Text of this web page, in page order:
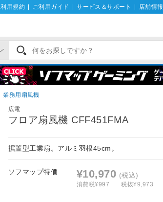
利用規約 ご利用ガイド サービス＆サポート 店舗情報
業務用扇風機
広電
フロア扇風機 CFF451FMA
据置型工業扇。アルミ羽根45cm。
ソフマップ特価 ¥10,970 (税込)
消費税¥997 税抜¥9,973